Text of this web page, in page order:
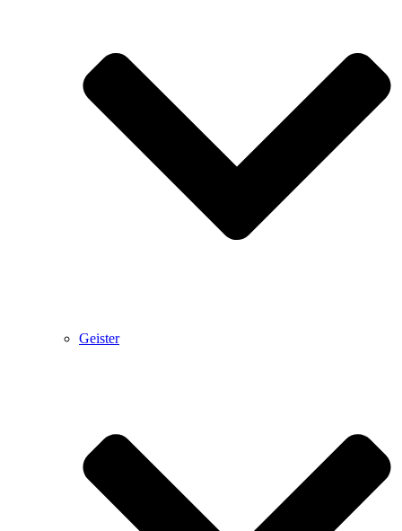
Geister